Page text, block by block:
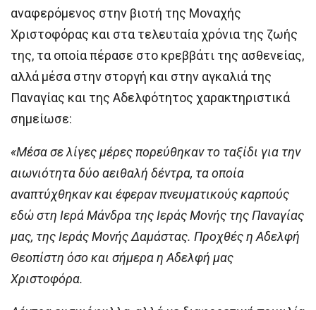
αναφερόμενος στην βιοτή της Μοναχής
Χριστοφόρας και στα τελευταία χρόνια της ζωής
της, τα οποία πέρασε στο κρεββάτι της ασθενείας,
αλλά μέσα στην στοργή και στην αγκαλιά της
Παναγίας και της Αδελφότητος χαρακτηριστικά
σημείωσε:
«Μέσα σε λίγες μέρες πορεύθηκαν το ταξίδι για την
αιωνιότητα δύο αειθαλή δέντρα, τα οποία
αναπτύχθηκαν και έφεραν πνευματικούς καρπούς
εδώ στη Ιερά Μάνδρα της Ιεράς Μονής της Παναγίας
μας, της Ιεράς Μονής Δαμάστας. Προχθές η Αδελφή
Θεοπίστη όσο και σήμερα η Αδελφή μας
Χριστοφόρα.